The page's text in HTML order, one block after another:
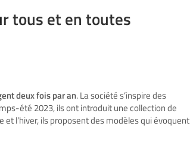
tous et en toutes
deux fois par an. La société s’inspire des
été 2023, ils ont introduit une collection de
et l’hiver, ils proposent des modèles qui évoquent